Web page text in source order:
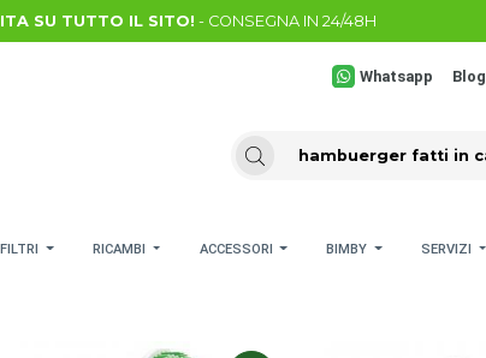
SU TUTTO IL SITO! - CONSEGNA IN 24/48H
Whatsapp Blog
RICAMBI ACCESSORI BIMBY SERVIZI